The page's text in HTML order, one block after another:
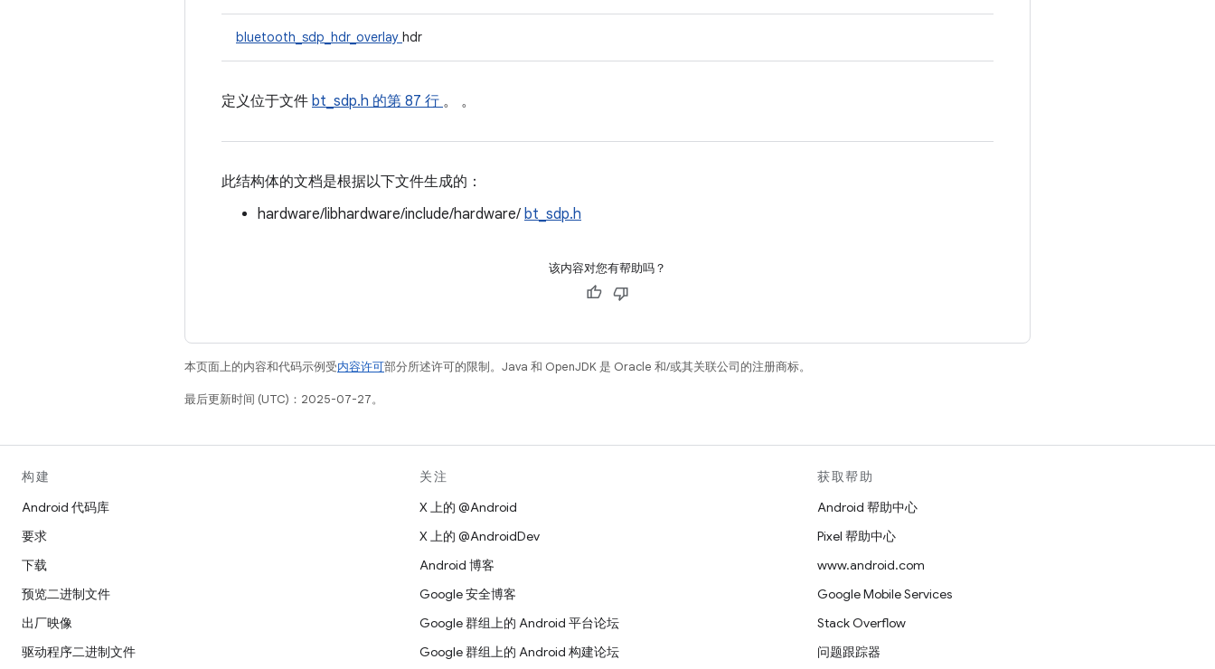
bluetooth_sdp_hdr_overlay hdr
定义位于文件 bt_sdp.h 的第 87 行 。 。
此结构体的文档是根据以下文件生成的：
hardware/libhardware/include/hardware/ bt_sdp.h
该内容对您有帮助吗？
本页面上的内容和代码示例受内容许可部分所述许可的限制。Java 和 OpenJDK 是 Oracle 和/或其关联公司的注册商标。
最后更新时间 (UTC)：2025-07-27。
构建
Android 代码库
要求
下载
预览二进制文件
出厂映像
驱动程序二进制文件
关注
X 上的 @Android
X 上的 @AndroidDev
Android 博客
Google 安全博客
Google 群组上的 Android 平台论坛
Google 群组上的 Android 构建论坛
获取帮助
Android 帮助中心
Pixel 帮助中心
www.android.com
Google Mobile Services
Stack Overflow
问题跟踪器